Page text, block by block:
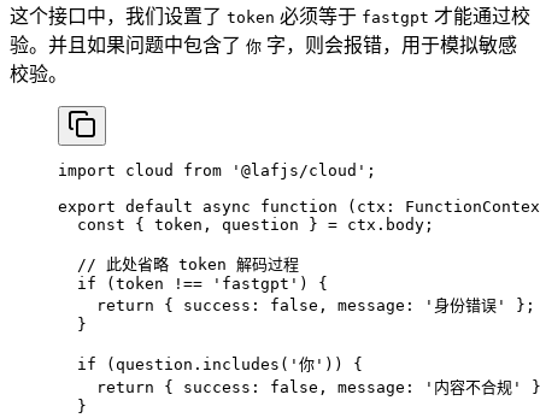
这个接口中，我们设置了 token 必须等于 fastgpt 才能通过校
验。并且如果问题中包含了 你 字，则会报错，用于模拟敏感
校验。
import cloud from '@lafjs/cloud' ;
export default async function ( ctx :
  const
{ token , question } = ctx.body;
  // 此处省略 token 解码过程
  if
(token !== 'fastgpt' ) {
    return
{ success: false , message: '身份错误'
};
  }
  if
(question. includes ( '你' )) {
    return
{ success: false , message: '内容不合规'
  }